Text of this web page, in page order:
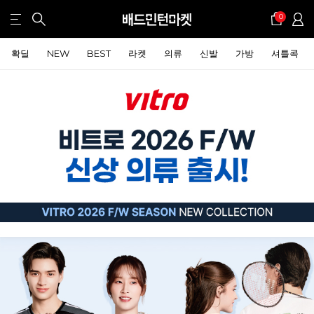
0
확딜 NEW BEST 라켓 의류 신발 가방 셔틀콕